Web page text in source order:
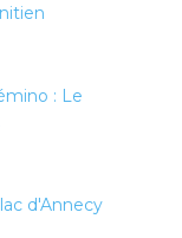
: Le
d'Annecy